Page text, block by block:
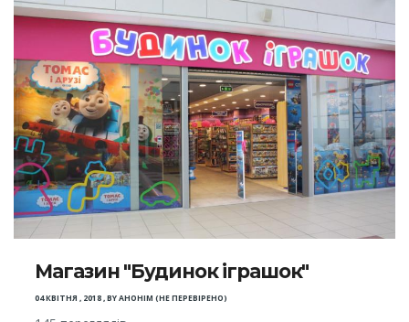
Магазин "Будинок іграшок"
04 КВІТНЯ , 2018,BYАНОНІМ (НЕ ПЕРЕВІРЕНО)